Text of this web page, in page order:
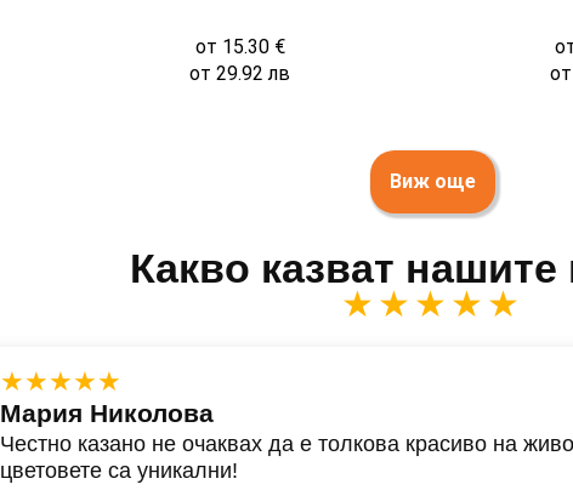
от 15.30 €
от29.92лв
от
Виж още
Какво казват нашите
★★★★★
★★★★★
Мария Николова
Честно казано не очаквах да е толкова красиво на
цветовете са уникални!